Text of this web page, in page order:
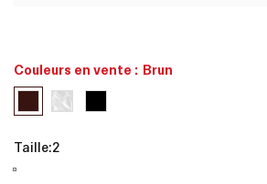
dans
une
Couleurs en vente : Brun
Taille:2